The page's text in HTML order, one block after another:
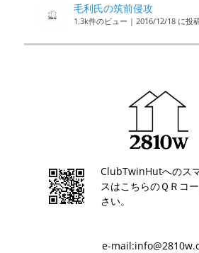
毛利氏の筑前侵攻
1.3k件のビュー | 2016/12/18 に投
ClubTwinHutへのス
スはこちらのＱＲコ
さい。
e-